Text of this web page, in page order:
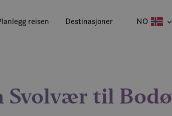
reisen Destinasjoner NO
Svolvær til Bodø